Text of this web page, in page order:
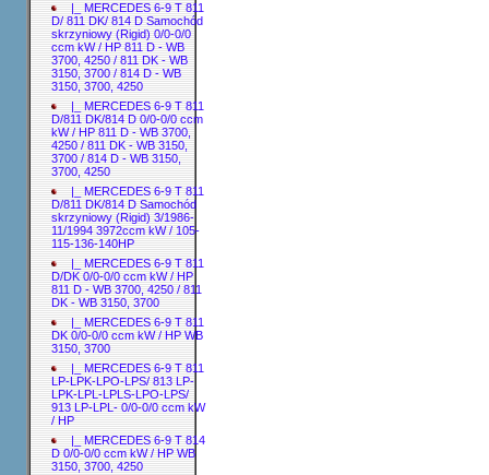
|_ MERCEDES 6-9 T 811
D/ 811 DK/ 814 D Samochód
skrzyniowy (Rigid) 0/0-0/0
ccm kW / HP 811 D - WB
3700, 4250 / 811 DK - WB
3150, 3700 / 814 D - WB
3150, 3700, 4250
|_ MERCEDES 6-9 T 811
D/811 DK/814 D 0/0-0/0 ccm
kW / HP 811 D - WB 3700,
4250 / 811 DK - WB 3150,
3700 / 814 D - WB 3150,
3700, 4250
|_ MERCEDES 6-9 T 811
D/811 DK/814 D Samochód
skrzyniowy (Rigid) 3/1986-
11/1994 3972ccm kW / 105-
115-136-140HP
|_ MERCEDES 6-9 T 811
D/DK 0/0-0/0 ccm kW / HP
811 D - WB 3700, 4250 / 811
DK - WB 3150, 3700
|_ MERCEDES 6-9 T 811
DK 0/0-0/0 ccm kW / HP WB
3150, 3700
|_ MERCEDES 6-9 T 811
LP-LPK-LPO-LPS/ 813 LP-
LPK-LPL-LPLS-LPO-LPS/
913 LP-LPL- 0/0-0/0 ccm kW
/ HP
|_ MERCEDES 6-9 T 814
D 0/0-0/0 ccm kW / HP WB
3150, 3700, 4250